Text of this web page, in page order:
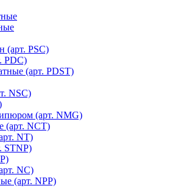
(арт. PSC)
PDC)
(арт. PDST)
NSC)
(арт. NMG)
(арт. NCT)
NT)
STNP)
NC)
(арт. NPP)